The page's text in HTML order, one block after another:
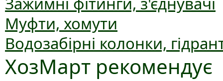
Муфти, хомути
Водозабірні колонки,
ХозМарт рекомендує